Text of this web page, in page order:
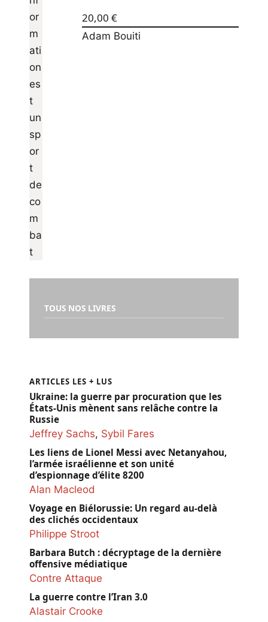
20,00 €
Adam Bouiti
TOUS NOS LIVRES
ARTICLES LES + LUS
Ukraine: la guerre par procuration que les
États-Unis mènent sans relâche contre la
Russie
Jeffrey Sachs, Sybil Fares
Les liens de Lionel Messi avec Netanyahou,
l’armée israélienne et son unité
d’espionnage d’élite 8200
Alan Macleod
Voyage en Biélorussie: Un regard au-delà
des clichés occidentaux
Philippe Stroot
Barbara Butch : décryptage de la dernière
offensive médiatique
Contre Attaque
La guerre contre l’Iran 3.0
Alastair Crooke